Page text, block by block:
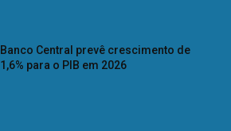
Banco Central prevê crescimento de
1,6% para o PIB em 2026